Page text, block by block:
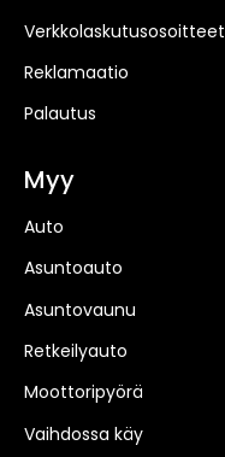
Verkkolaskutusosoitteet
Reklamaatio
Palautus
Myy
Auto
Asuntoauto
Asuntovaunu
Retkeilyauto
Moottoripyörä
Vaihdossa käy